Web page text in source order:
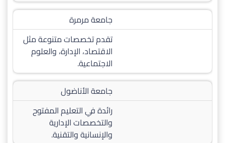
جامعة مرمرة
تقدم تخصصات متنوعة مثل
الاقتصاد، الإدارة، والعلوم
الاجتماعية.
جامعة الأناضول
رائدة في التعليم المفتوح
والتخصصات الإدارية
والإنسانية والتقنية.